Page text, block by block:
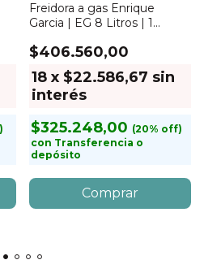
Freidora a gas Enrique
Garcia | EG 8 Litros | 1
$406.560,00
18 x $22.586,67 sin
interés
$325.248,00
con Transferencia o
depósito